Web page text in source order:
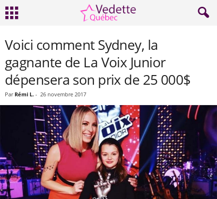
Voici comment Sydney, la
gagnante de La Voix Junior
dépensera son prix de 25 000$
Par Rémi L. - 26 novembre 2017